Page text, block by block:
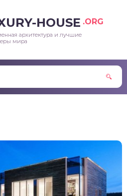
HOUSE .ORG
архитектура и лучшие
мира